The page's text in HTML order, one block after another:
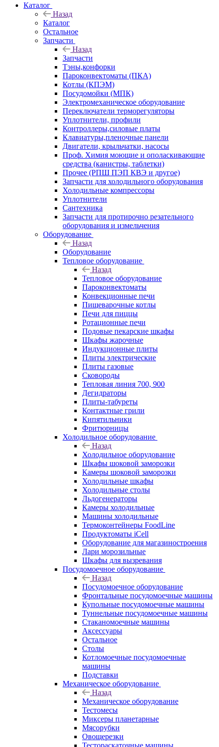
Каталог
Назад
Каталог
Остальное
Запчасти
Назад
Запчасти
Тэны,конфорки
Пароконвектоматы (ПКА)
Котлы (КПЭМ)
Посудомойки (МПК)
Электромеханическое оборудование
Переключатели терморегуляторы
Уплотнители, профили
Контроллеры,силовые платы
Клавиатуры,пленочные панели
Двигатели, крыльчатки, насосы
Проф. Химия моющие и ополаскивающие
средства (канистры, таблетки)
Прочее (РПШ ПЭП КВЭ и другое)
Запчасти для холодильного оборудования
Холодильные компрессоры
Уплотнители
Сантехника
Запчасти для протирочно резательного
оборудования и измельчения
Оборудование
Назад
Оборудование
Тепловое оборудование
Назад
Тепловое оборудование
Пароконвектоматы
Конвекционные печи
Пищеварочные котлы
Печи для пиццы
Ротационные печи
Подовые пекарские шкафы
Шкафы жарочные
Индукционные плиты
Плиты электрические
Плиты газовые
Сковороды
Тепловая линия 700, 900
Дегидраторы
Плиты-табуреты
Контактные грили
Кипятильники
Фритюрницы
Холодильное оборудование
Назад
Холодильное оборудование
Шкафы шоковой заморозки
Камеры шоковой заморозки
Холодильные шкафы
Холодильные столы
Льдогенераторы
Камеры холодильные
Машины холодильные
Термоконтейнеры FoodLine
Продуктоматы iCell
Оборудование для магазиностроения
Лари морозильные
Шкафы для вызревания
Посудомоечное оборудование
Назад
Посудомоечное оборудование
Фронтальные посудомоечные машины
Купольные посудомоечные машины
Туннельные посудомоечные машины
Стаканомоечные машины
Аксессуары
Остальное
Столы
Котломоечные посудомоечные
машины
Подставки
Механическое оборудование
Назад
Механическое оборудование
Тестомесы
Миксеры планетарные
Мясорубки
Овощерезки
Тестораскаточные машины